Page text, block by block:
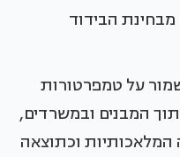
מבחינת הבידוד
על טמפרטורות
המבנים ובמשרדים,
המלאכותיות וכתוצאה